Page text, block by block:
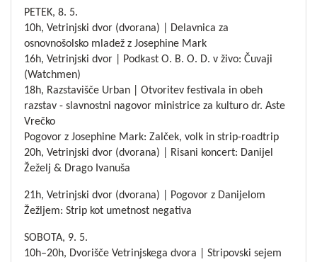
PETEK, 8. 5.
10h, Vetrinjski dvor (dvorana) | Delavnica za
osnovnošolsko mladež z Josephine Mark
16h, Vetrinjski dvor | Podkast O. B. O. D. v živo: Čuvaji
(Watchmen)
18h, Razstavišče Urban | Otvoritev festivala in obeh
razstav - slavnostni nagovor ministrice za kulturo dr. Aste
Vrečko
Pogovor z Josephine Mark: Zalček, volk in strip-roadtrip
20h, Vetrinjski dvor (dvorana) | Risani koncert: Danijel
Žeželj & Drago Ivanuša
21h, Vetrinjski dvor (dvorana) | Pogovor z Danijelom
Žežljem: Strip kot umetnost negativa
SOBOTA, 9. 5.
10h–20h, Dvorišče Vetrinjskega dvora | Stripovski sejem